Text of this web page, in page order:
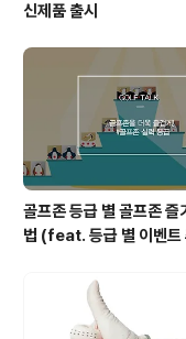
신제품 출시
골프존 등급 별 골프존 즐
법 (feat. 등급 별 이벤트